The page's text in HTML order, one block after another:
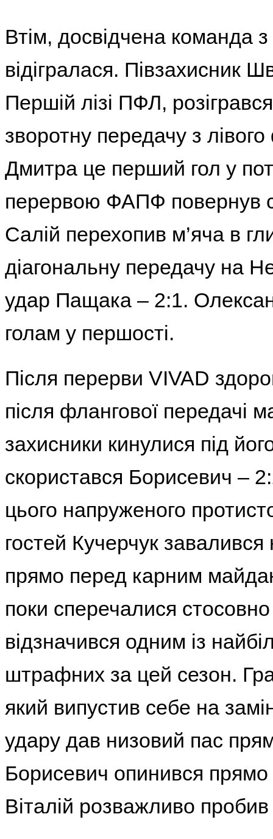
Втім, досвідчена
відігралася. Півзахисник
Першій лізі ПФЛ,
зворотну передачу з
Дмитра це перший гол у
перервою ФАПФ повернув
Салій перехопив м’яча в
діагональну передачу на
удар Пащака – 2:1.
голам у першості.
Після перерви VIVAD
після флангової передачі
захисники кинулися під
скористався Борисевич –
цього напруженого
гостей Кучерчук
прямо перед карним
поки сперечалися
відзначився одним із
штрафних за цей сезон.
який випустив себе на
удару дав низовий пас
Борисевич опинився
Віталій розважливо